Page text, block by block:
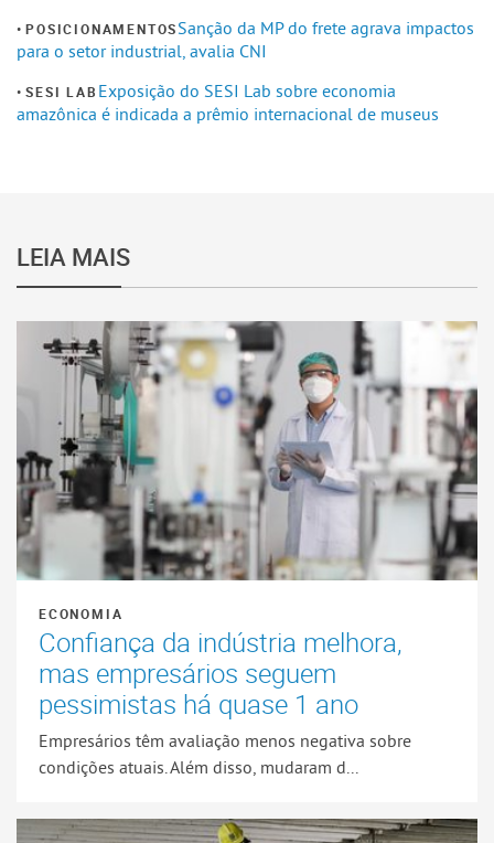
POSICIONAMENTOSSanção da MP do frete agrava impactos
para o setor industrial, avalia CNI
SESI LAB Exposição do SESI Lab sobre economia
amazônica é indicada a prêmio internacional de museus
LEIA MAIS
ECONOMIA
Confiança da indústria melhora,
mas empresários seguem
pessimistas há quase 1 ano
Empresários têm avaliação menos negativa sobre
condições atuais. Além disso, mudaram d...